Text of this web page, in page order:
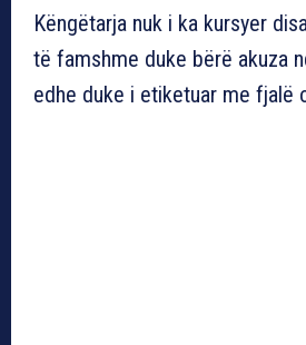
Këngëtarja nuk i ka kursyer
të famshme duke bërë akuza
edhe duke i etiketuar me fjalë